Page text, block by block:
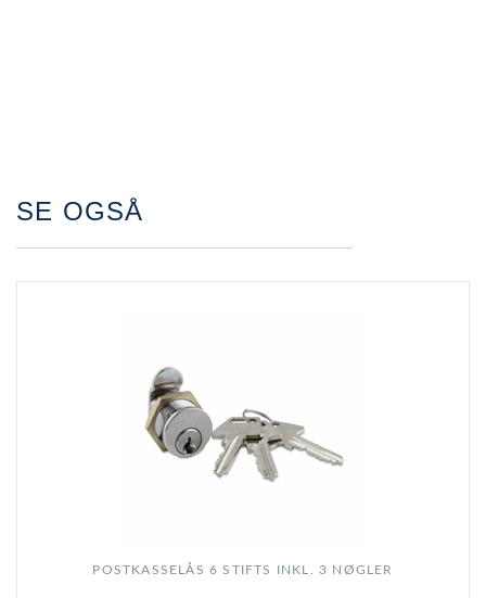
SE OGSÅ
POSTKASSELÅS 6 STIFTS INKL. 3 NØGLER